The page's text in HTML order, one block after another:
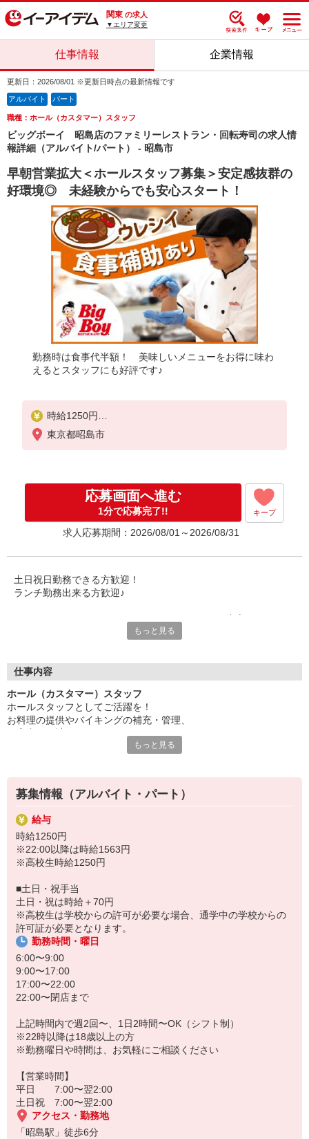
関東 の求人
▼エリア変更
仕事情報 企業情報
更新日：2026/08/01 ※更新日時点の最新情報です
アルバイト パート
職種：ホール（カスタマー）スタッフ
ビッグボーイ 昭島店のファミリーレストラン・回転寿司の求人情
報詳細（アルバイト/パート） - 昭島市
早朝営業拡大＜ホールスタッフ募集＞安定感抜群の
好環境◎ 未経験からでも安心スタート！
勤務時は食事代半額！ 美味しいメニューをお得に味わ
えるとスタッフにも好評です♪
時給1250円
※22:00以降は時給1563円
※高校生時給1250円
土日・祝は時給＋70円
※高校生は学校からの許可が必要な場合、通学中の
学校からの許可証が必要となります。
東京都昭島市
応募画面へ進む
1分で応募完了!! キープ
求人応募期間：2026/08/01～2026/08/31
土日祝日勤務できる方歓迎！
ランチ勤務出来る方歓迎♪
サラダやスープ、カレー、デザートなど・・・
お子様からお年寄りまで幅広いお客様にご利用いただいています
現在、ホールスタッフを募集中◎
丁寧なレクチャーがあるので未経験でも安心！
学生・主婦・フリーター・Wワーカーなど、幅広く活躍中。
みんなライフスタイルに合わせて働いていますよ。
〜 ゼンショーグループのご紹介 〜
ココス、ジョリーパスタ、すき家、なか卯などの外食事業を運
営！
フード業世界一を目指して、日々邁進しています。
もっと見る
仕事内容
ホール（カスタマー）スタッフ
ホールスタッフとしてご活躍を！
お料理の提供やバイキングの補充・管理、
もっと見る
募集情報（アルバイト・パート）
給与
時給1250円
※22:00以降は時給1563円
※高校生時給1250円
■土日・祝手当
土日・祝は時給＋70円
※高校生は学校からの許可が必要な場合、通学中の学校からの
許可証が必要となります。
勤務時間・曜日
6:00〜9:00
9:00〜17:00
17:00〜22:00
22:00〜閉店まで
上記時間内で週2回〜、1日2時間〜OK（シフト制）
※22時以降は18歳以上の方
※勤務曜日や時間は、お気軽にご相談ください
【営業時間】
平日 7:00〜翌2:00
土日祝 7:00〜翌2:00
アクセス・勤務地
「昭島駅」徒歩6分